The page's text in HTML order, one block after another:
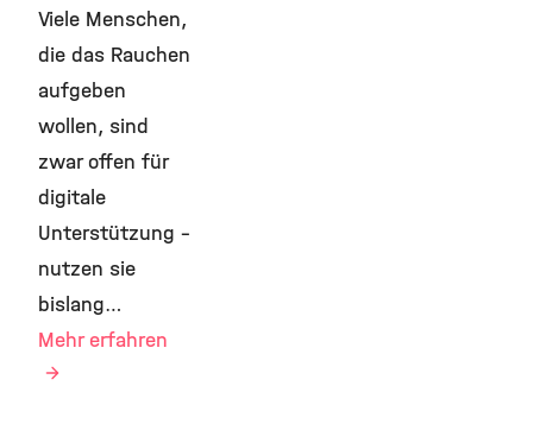
Viele Menschen,
die das Rauchen
aufgeben
wollen, sind
zwar offen für
digitale
Unterstützung –
nutzen sie
bislang…
Mehr erfahren